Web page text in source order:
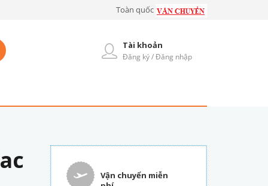
Toàn quốc
Tài khoản
Đăng ký / Đăng nhập
Vận chuyển miễn